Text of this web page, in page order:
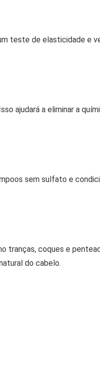
teste de elasticidade e
ajudará a eliminar a
sem sulfato e
tranças, coques e
do cabelo.